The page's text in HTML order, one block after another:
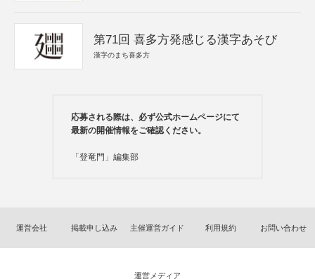
第71回 喜多方発感じる漢字あそび
漢字のまち喜多方
応募される際は、必ず公式ホームページにて
最新の開催情報をご確認ください。
「登竜門」編集部
運営会社 掲載申し込み 主催運営ガイド 利用規約 お問い合わせ
運営メディア